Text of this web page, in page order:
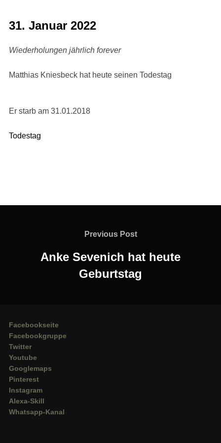
31. Januar 2022
Wiederholungen jährlich forever
Matthias Kniesbeck hat heute seinen Todestag
Er starb am 31.01.2018
Todestag
Previous
Previous Post
Anke Sevenich hat heute
Geburtstag
Facebookseite
Facebookgruppe
Twitter
Youtube
Googlemaps
Pinterest
Instagram
Alexa-Skill
Whatsapp-Kanal